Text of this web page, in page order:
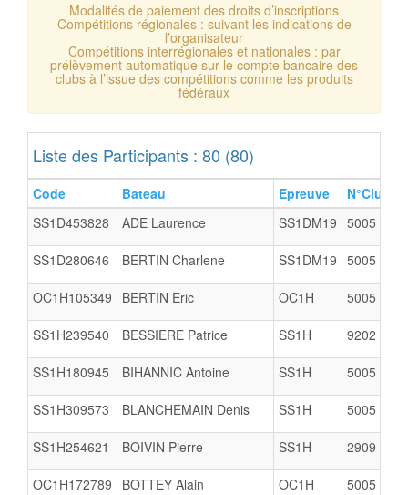
Modalités de paiement des droits d’inscriptions
Compétitions régionales : suivant les indications de
l’organisateur
Compétitions interrégionales et nationales : par
prélèvement automatique sur le compte bancaire des
clubs à l’issue des compétitions comme les produits
fédéraux
Liste des Participants : 80 (80)
Code Bateau Epreuve N°Club
SS1D453828
ADE Laurence SS1DM19 5005
SS1D280646 BERTIN Charlene SS1DM19 5005
OC1H105349 BERTIN Eric OC1H 5005
SS1H239540 BESSIERE Patrice SS1H 9202
SS1H180945 BIHANNIC Antoine SS1H 5005
SS1H309573 BLANCHEMAIN Denis SS1H 5005
SS1H254621 BOIVIN Pierre SS1H 2909
OC1H172789 BOTTEY Alain OC1H 5005